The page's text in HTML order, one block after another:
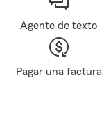
Agente de texto
Pagar una factura